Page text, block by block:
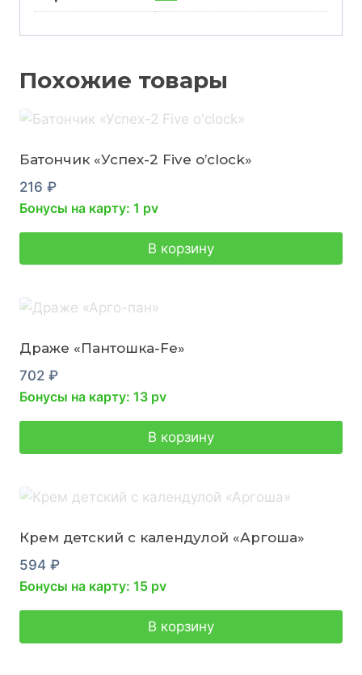
Похожие товары
Батончик «Успех-2 Five o’clock»
216 ₽
Бонусы на карту: 1 pv
В корзину
Драже «Пантошка-Fe»
702 ₽
Бонусы на карту: 13 pv
В корзину
Крем детский с календулой «Аргоша»
594 ₽
Бонусы на карту: 15 pv
В корзину